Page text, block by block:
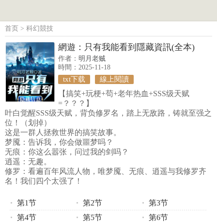
首页 > 科幻競技
網遊：只有我能看到隱藏資訊(全本)
作者： 明月老贼
時間：2025-11-18
txt下载 線上閱讀
【搞笑+玩梗+苟+老年热血+SSS级天赋
=？？？】
叶白觉醒SSS级天赋，背负修罗名，踏上无敌路，铸就至强之
位！（划掉）
这是一群人拯救世界的搞笑故事。
梦魇：告诉我，你会做噩梦吗？
无痕：你这么嚣张，问过我的剑吗？
逍遥：无趣。
修罗：看遍百年风流人物，唯梦魇、无痕、逍遥与我修罗齐
名！我们四个太强了！
第1节 第2节
第3节
第4节
第5节
第6节